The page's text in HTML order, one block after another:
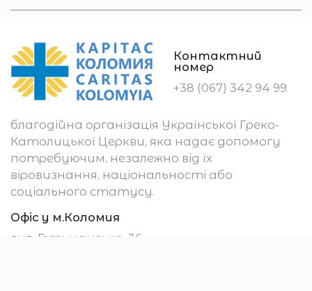
Контактний
номер
+38 (067) 342 94 99
благодійна організація Української Греко-
Католицької Церкви, яка надає допомогу
потребуючим, незалежно від їх
віровизнання, національності або
соціального статусу.
Офіс у м.Коломия
вул. Гетьманська, 36